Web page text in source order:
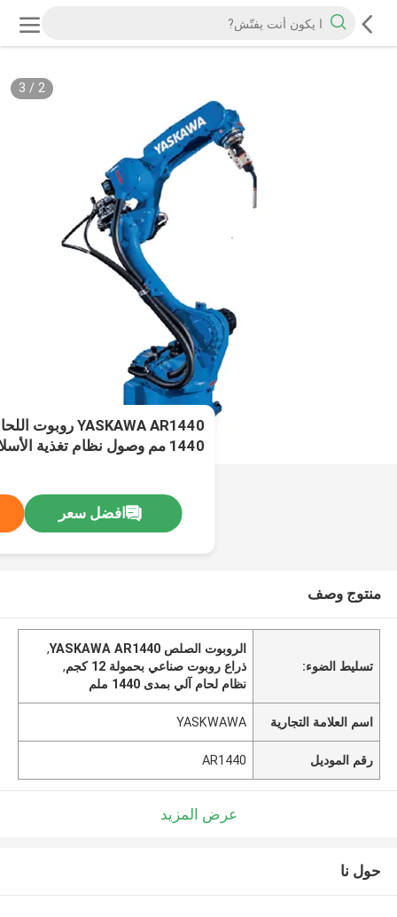
2
/
3
افضل سعر
منتوج وصف
تسليط الضوء:
الروبوت الصلص YASKAWA AR1440
,
ذراع روبوت صناعي بحمولة 12 كجم
,
نظام لحام آلي بمدى 1440 ملم
اسم العلامة التجارية YASKWAWA
رقم الموديل AR1440
عرض المزيد
حول نا